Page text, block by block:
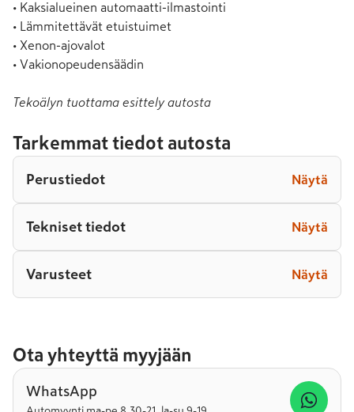
• Kaksialueinen automaatti-ilmastointi
• Lämmitettävät etuistuimet
• Xenon-ajovalot
• Vakionopeudensäädin
Tekoälyn tuottama esittely autosta
Tarkemmat tiedot autosta
Perustiedot Näytä
Tekniset tiedot Näytä
Varusteet Näytä
Ota yhteyttä myyjään
WhatsApp